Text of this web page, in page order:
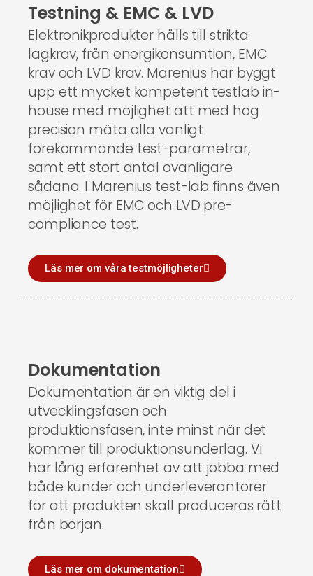
‏Testning & EMC & LVD
lagkrav, från energikonsumtion, EMC
krav och LVD krav. Marenius har byggt
upp ett mycket kompetent testlab in-
house med möjlighet att med hög
precision mäta alla vanligt
förekommande test-parametrar,
samt ett stort antal ovanligare
sådana. I Marenius test-lab finns även
möjlighet för EMC och LVD pre-
compliance test.
Läs mer om våra testmöjligheter
‏Dokumentation
Dokumentation är en viktig del i
utvecklingsfasen och
produktionsfasen, inte minst när det
kommer till produktionsunderlag. Vi
har lång erfarenhet av att jobba med
både kunder och underleverantörer
för att produkten skall produceras rätt
från början.
Läs mer om dokumentation